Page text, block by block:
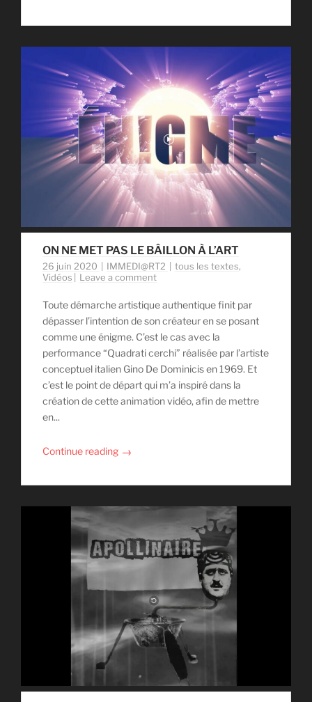
ON NE MET PAS LE BÂILLON À L’ART
26 juin 2020 IMMEDI@RT2 tous les textes,
Vidéos
Leave a comment
Toute démarche artistique authentique finit par
dépasser l’intention de son créateur en se posant
comme une énigme. C’est le cas avec la
performance “Quadrati cerchi” réalisée par l’artiste
conceptuel italien Gino De Dominicis en 1969. Et
c’est le point de départ qui m’a inspiré dans la
création de cette animation vidéo, afin de mettre
en...
Continue reading →